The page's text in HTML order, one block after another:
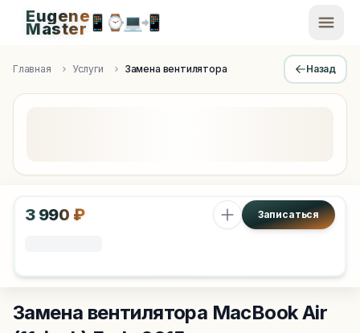
Apple Diagnostics & Engineering Authority in Saint
Eugene
Master📱 ⌚💻📲
Главная Услуги Замена вентилятора Назад
3 990 ₽ Записаться
Замена вентилятора MacBook Air